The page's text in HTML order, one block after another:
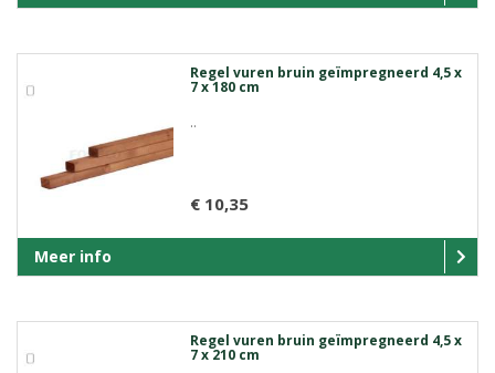
Regel vuren bruin geïmpregneerd 4,5 x
7 x 180 cm
..
€ 10,35
Meer info
Regel vuren bruin geïmpregneerd 4,5 x
7 x 210 cm